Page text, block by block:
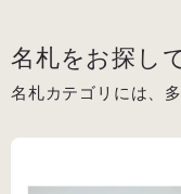
名札をお探し
名札カテゴリには、